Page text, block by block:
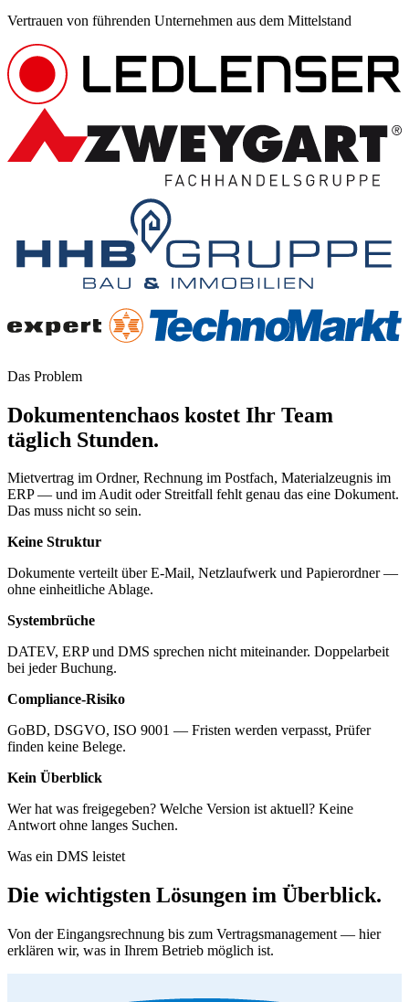
Vertrauen von führenden Unternehmen aus dem Mittelstand
Das Problem
Dokumentenchaos kostet Ihr Team
täglich Stunden.
Mietvertrag im Ordner, Rechnung im Postfach, Materialzeugnis im
ERP — und im Audit oder Streitfall fehlt genau das eine Dokument.
Das muss nicht so sein.
Keine Struktur
Dokumente verteilt über E-Mail, Netzlaufwerk und Papierordner —
ohne einheitliche Ablage.
Systembrüche
DATEV, ERP und DMS sprechen nicht miteinander. Doppelarbeit
bei jeder Buchung.
Compliance-Risiko
GoBD, DSGVO, ISO 9001 — Fristen werden verpasst, Prüfer
finden keine Belege.
Kein Überblick
Wer hat was freigegeben? Welche Version ist aktuell? Keine
Antwort ohne langes Suchen.
Was ein DMS leistet
Die wichtigsten Lösungen im Überblick.
Von der Eingangsrechnung bis zum Vertragsmanagement — hier
erklären wir, was in Ihrem Betrieb möglich ist.